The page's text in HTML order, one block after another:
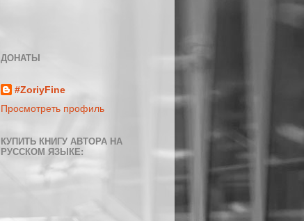
ДОНАТЫ
#ZoriyFine
Просмотреть профиль
КУПИТЬ КНИГУ АВТОРА НА
РУССКОМ ЯЗЫКЕ: